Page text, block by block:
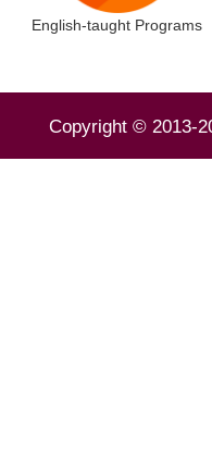
English-taught Programs
Copyright © 2013-